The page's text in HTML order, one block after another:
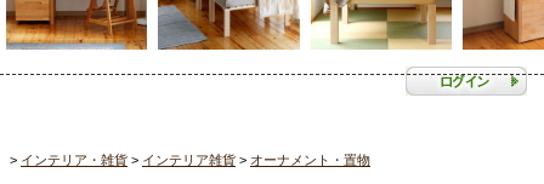
インテリア・雑貨 インテリア雑貨 オーナメント・置物